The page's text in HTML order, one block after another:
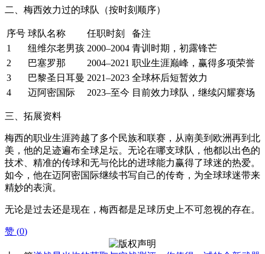
二、梅西效力过的球队（按时刻顺序）
序号 球队名称 任职时刻
备注
1
纽维尔老男孩 2000–2004 青训时期，初露锋芒
2
巴塞罗那 2004–2021 职业生涯巅峰，赢得多项荣誉
3
巴黎圣日耳曼 2021–2023 全球杯后短暂效力
4
迈阿密国际 2023–至今 目前效力球队，继续闪耀赛场
三、拓展资料
梅西的职业生涯跨越了多个民族和联赛，从南美到欧洲再到北
美，他的足迹遍布全球足坛。无论在哪支球队，他都以出色的
技术、精准的传球和无与伦比的进球能力赢得了球迷的热爱。
如今，他在迈阿密国际继续书写自己的传奇，为全球球迷带来
精妙的表演。
无论是过去还是现在，梅西都是足球历史上不可忽视的存在。
赞 (0)